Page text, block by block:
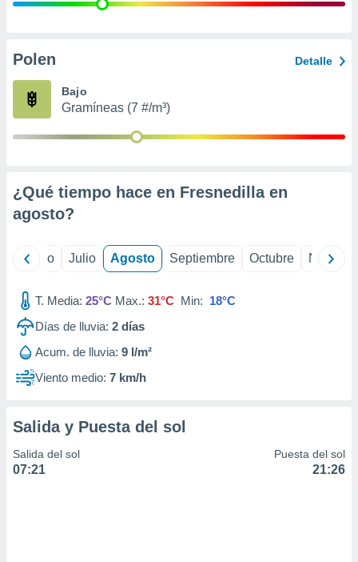
e
publicidad
Polen Detalle
Bajo
Gramíneas (7 #/m³)
¿Qué tiempo hace en Fresnedilla en
agosto?
Junio Julio Agosto Septiembre Octubre
T. Media: 25°C Max.: 31°C Min: 18°C
Días de lluvia: 2 días
Acum. de lluvia: 9 l/m²
Viento medio: 7 km/h
Salida y Puesta del sol
Salida del sol
07:21
Puesta del sol
21:26